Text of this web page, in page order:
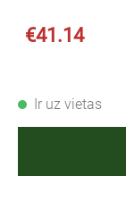
€41.14
Ir uz vietas